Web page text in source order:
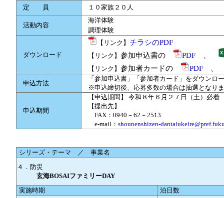
定 員
１０家族２０人
活動内容
海洋体験
調理体験
ダウンロード
【リンク】 チラシのPDF
【リンク】 参加申込書の PDF、
【リンク】 参加者カードの PDF
申込方法
「参加申込書」「参加者カード」をダウンロ
※申込締切後、応募多数の場合は抽選となり
申込期間
【申込期間】 令和８年６月２７日（土）必着
【提出先】
FAX：0940－62－2513
e-mail： shounenshizen-
シリーズ・テーマ ／ 事業名
４．防災
玄海BOSAIファミリーDAY
実施時期
泊日数